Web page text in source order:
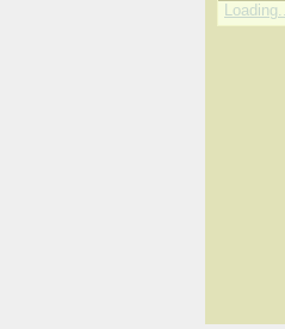
Loading...